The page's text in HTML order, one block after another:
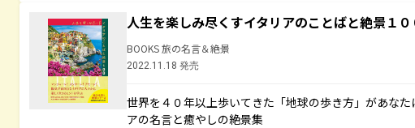
人生を楽しみ尽くすイタリアのことばと絶景１０
BOOKS 旅の名言＆絶景
2022.11.18 発売
世界を４０年以上歩いてきた「地球の歩き方」があな
アの名言と癒やしの絶景集